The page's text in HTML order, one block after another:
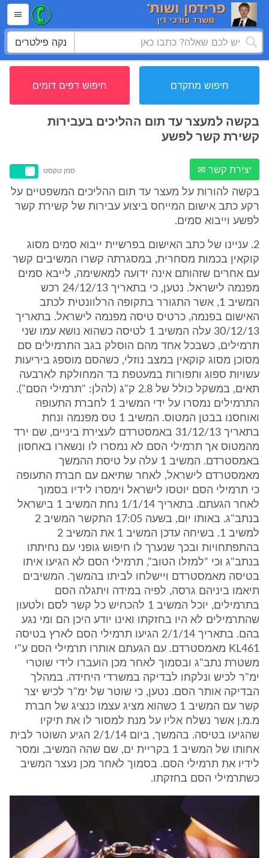
נקה פילטרים
חיפוש מתקדם חיפוש דפים דומים
בקשה למעצר עד תום ההליכים בעבירות
קשירת קשר לפשע
יצירת קשר ✉ סמן טקסט
בקשה להורות על מעצר עד תום ההליכים המשפטיים על
רקע כתב אישום המייחס ביצוע עבירות של קשירת קשר
לפשע וייבוא סמים.
2. עניינו של כתב האישום בפרשיית ייבוא סמים מסוג
קוקאין בכמות מסחרית, במסגרתה קשרו המשיבים קשר
עם אחרים שזהותם אינה ידועה למאשימה, לייבא סמים
מפנמה לישראל. נטען, כי בתאריך 24/12/13 רכש
המשיב 1, אשר התגורר בתקופה הרלוונטית לכתב
האישום בפנמה, כרטיס טיסה מפנמה לישראל. בתאריך
30/12/13 עלה המשיב 1 לטיסה כשהוא נושא עמו שני
תרמילים, כשבכל אחד מהם הוסלק בגב התרמילים סם
מסוכן מסוג קוקאין במצב נוזלי, כשהסם מוספג ביריעות
עשויות ספוג ותפורות במעטפת בד המחולקת לארבעה
תאים, במשקל כולל של 2.8 ק"ג (להלן: "תרמילי הסם").
התרמילים נמסרו על ידי המשיב 1 לחברת התעופה
ואוחסנו בבטן המטוס. המשיב 1 טס מפנמה ונחת
בתאריך 31/12/13 באמסטרדם לעצירת ביניים, שם ירד
מהמטוס אך תרמילי הסם לא נמסרו לו ונשארו באחסון
באמסטרדם. המשיב 1 עלה על טיסת ההמשך
מאמסטרדם לישראל, לאחר שתיאם עם חברת התעופה
כי תרמילי הסם יוטסו לישראל וימסרו לידיו בסמוך
לאחר הגעתם. בתאריך 1/1/14 נחת המשיב 1 בישראל
בנתב"ג. באותו יום, בשעה 17:05 התקשר המשיב 2
למשיב 1. בשיחה עדכן המשיב 1 את המשיב 2
בהתפתחויות ובכך שנערך לו חיפוש גופני עם נחיתתו
בנתב"ג וכי "למזלו הטוב", תרמילי הסם לא הגיעו איתו
בטיסה מאמסטרדם ויישלחו לביתו בהמשך. המשיבים
תיאמו ביניהם גרסה, לפיה במידה ויתגלה הסם
בתרמילים, יוכל המשיב 1 להכחיש כל קשר לסם ולטעון
שהתרמילים לא היו בחזקתו ואינו יודע היכן הם ומי נגע
בהם. בתאריך 2/1/14 הגיעו תרמילי הסם לארץ בטיסה
KL461 מאמסטרדם. עם הגעתם אותרו תרמילי הסם ע"י
משטרת נתב"ג ובסמוך לאחר מכן הועברו לידי שוטרי
ימ"ר לכיש ונלקחו לבדיקה במשרדי היחידה. במהלך
הבדיקה אותר הסם. נטען, כי שוטר של ימ"ר לכיש יצר
קשר עם המשיב 1 כשהוא מציג עצמו כנציג של חברת
מ.מ.ן אשר נשלח אליו על מנת למסור לו את תיקיו
שהגיעו בטיסה. בהמשך, ביום 2/1/14 הגיע השוטר לבית
אחותו של המשיב 1 בקריית ים, שם שהה המשיב, ומסר
לידיו את תרמילי הסם. בסמוך לאחר מכן נעצר המשיב
כשתרמילי הסם בחזקתו.